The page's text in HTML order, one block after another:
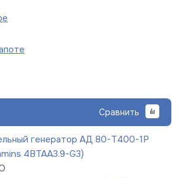
Сравнить
генератор АД 80-Т400-1Р
4BTAA3.9-G3)